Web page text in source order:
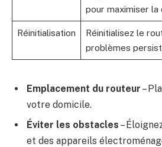
pour maximiser la
Réinitialisation
Réinitialisez le
problèmes
Emplacement du routeur –
votre domicile.
Éviter les obstacles –
et des appareils